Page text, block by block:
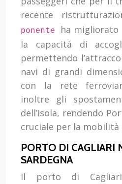
recente
ponente
ha migliorato
la capacità di
permettendo
navi di grandi
con la rete
inoltre gli
dell’isola, rendendo
cruciale per la mobilità
PORTO DI CAGLIARI
SARDEGNA
Il porto di